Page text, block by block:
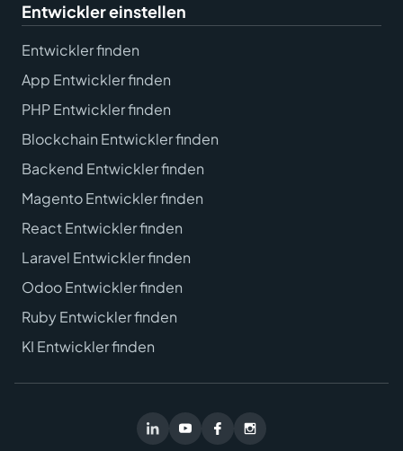
Entwickler einstellen
Entwickler finden
App Entwickler finden
PHP Entwickler finden
Blockchain Entwickler finden
Backend Entwickler finden
Magento Entwickler finden
React Entwickler finden
Laravel Entwickler finden
Odoo Entwickler finden
Ruby Entwickler finden
KI Entwickler finden